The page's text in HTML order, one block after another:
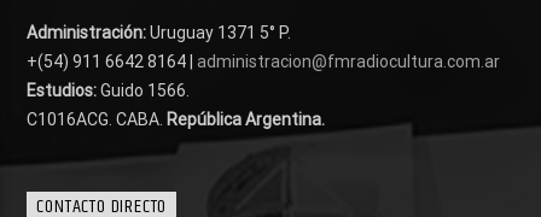
Administración:Uruguay 1371 5° P.
+(54) 911 6642 8164 | administracion@fmradiocultura.com.ar
Estudios:Guido 1566.
C1016ACG. CABA. República Argentina.
CONTACTO DIRECTO